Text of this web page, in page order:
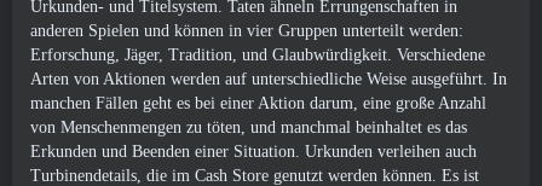
Urkunden- und Titelsystem. Taten ähneln Errungenschaften in
anderen Spielen und können in vier Gruppen unterteilt werden:
Erforschung, Jäger, Tradition, und Glaubwürdigkeit. Verschiedene
Arten von Aktionen werden auf unterschiedliche Weise ausgeführt. In
manchen Fällen geht es bei einer Aktion darum, eine große Anzahl
von Menschenmengen zu töten, und manchmal beinhaltet es das
Erkunden und Beenden einer Situation. Urkunden verleihen auch
Turbinendetails, die im Cash Store genutzt werden können. Es ist